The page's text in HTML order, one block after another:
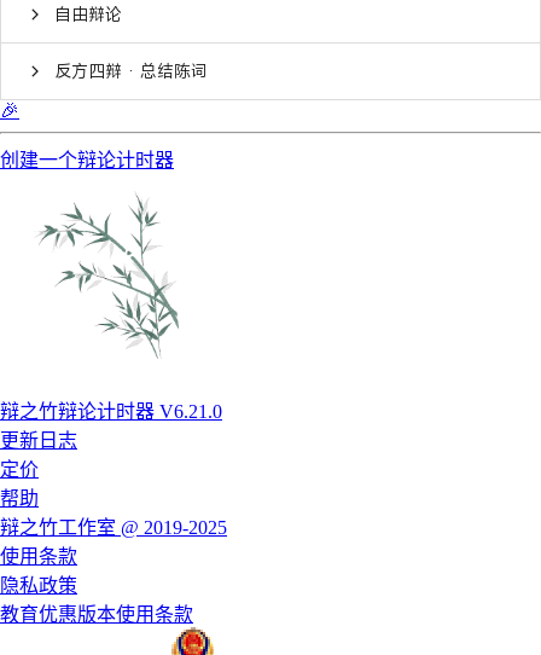
自由辩论
反方四辩 · 总结陈词
🎉
创建一个辩论计时器
辩之竹辩论计时器 V6.21.0
更新日志
定价
帮助
辩之竹工作室 @ 2019-2025
使用条款
隐私政策
教育优惠版本使用条款